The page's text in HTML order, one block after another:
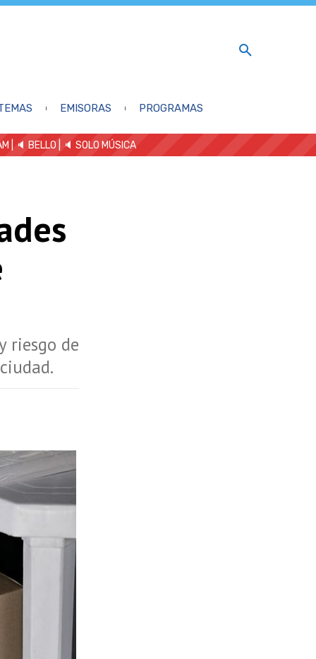
EMISORAS PROGRAMAS
| 🔈 BELLO 🔈 SOLO MÚSICA
riesgo de